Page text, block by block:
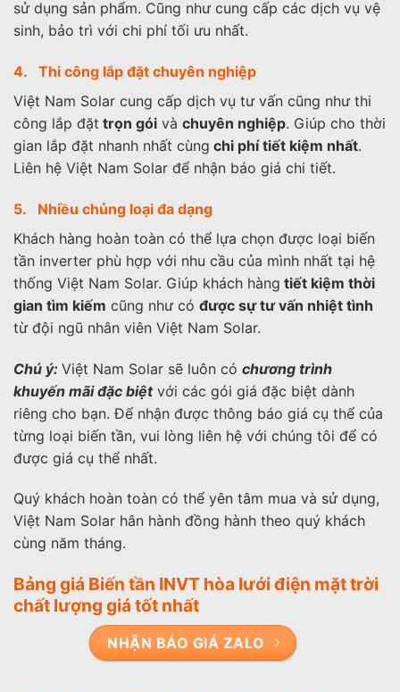
sử dụng sản phẩm. Cũng như cung cấp các dịch vụ vệ
sinh, bảo trì với chi phí tối ưu nhất.
4. Thi công lắp đặt chuyên nghiệp
Việt Nam Solar cung cấp dịch vụ tư vấn cũng như thi
công lắp đặt trọn gói và chuyên nghiệp. Giúp cho thời
gian lắp đặt nhanh nhất cùng chi phí tiết kiệm nhất.
Liên hệ Việt Nam Solar để nhận báo giá chi tiết.
5. Nhiều chủng loại đa dạng
Khách hàng hoàn toàn có thể lựa chọn được loại biến
tần inverter phù hợp với nhu cầu của mình nhất tại hệ
thống Việt Nam Solar. Giúp khách hàng tiết kiệm thời
gian tìm kiếm cũng như có được sự tư vấn nhiệt tình
từ đội ngũ nhân viên Việt Nam Solar.
Chú ý: Việt Nam Solar sẽ luôn có chương trình
khuyến mãi đặc biệtvới các gói giá đặc biệt dành
riêng cho bạn. Để nhận được thông báo giá cụ thể của
từng loại biến tần, vui lòng liên hệ với chúng tôi để có
được giá cụ thể nhất.
Quý khách hoàn toàn có thể yên tâm mua và sử dụng,
Việt Nam Solar hân hành đồng hành theo quý khách
cùng năm tháng.
Bảng giá Biến tần INVT hòa lưới điện mặt trời
chất lượng giá tốt nhất
NHẬN BÁO GIÁ ZALO